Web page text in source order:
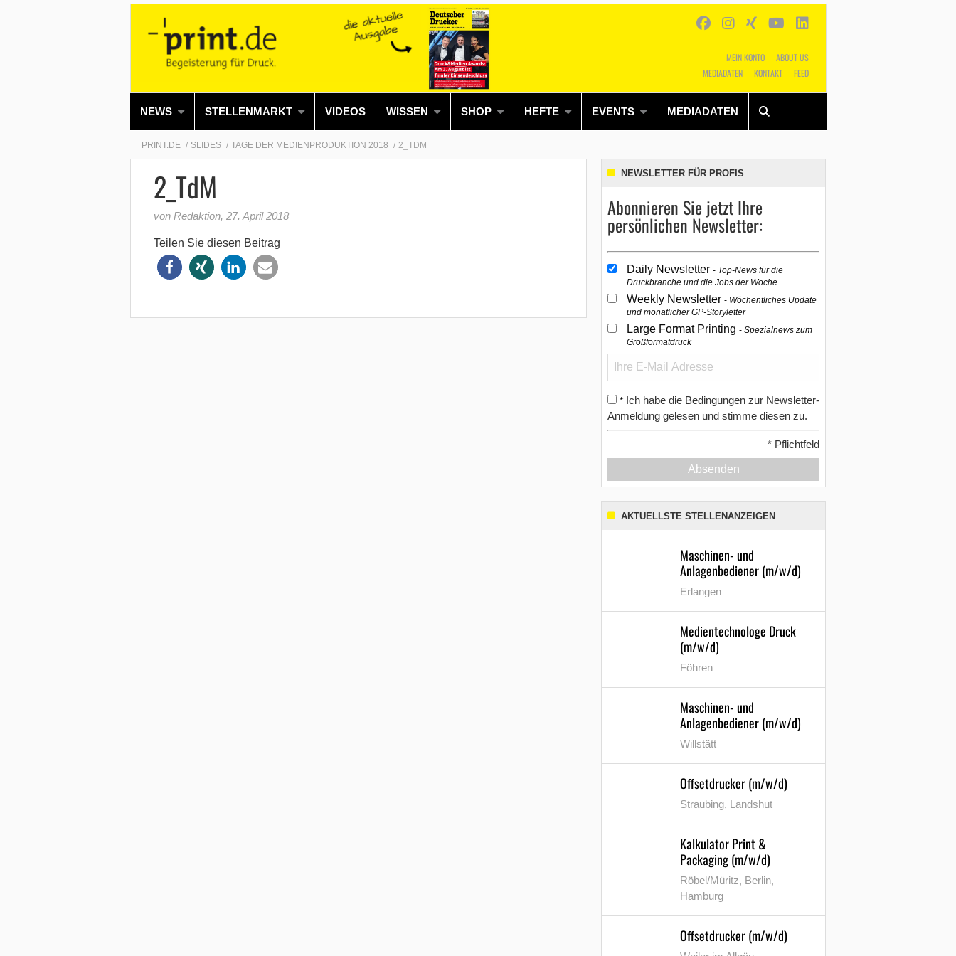
MEIN KONTO
ABOUT US
MEDIADATEN
KONTAKT FEED
NEWS STELLENMARKT VIDEOS WISSEN SHOP HEFTE EVENTS MEDIADATEN
Alles Shop SUCHEN
PRINT.DE SLIDES TAGE DER MEDIENPRODUKTION 2018 2_TDM
2_TdM
von Redaktion, 27. April 2018
Teilen Sie diesen Beitrag
NEWSLETTER FÜR PROFIS
Abonnieren Sie jetzt Ihre
persönlichen Newsletter:
Daily Newsletter Top-News für die
Druckbranche und die Jobs der Woche
Weekly Newsletter Wöchentliches Update
und monatlicher GP-Storyletter
Large Format Printing Spezialnews zum
Großformatdruck
* Ich habe die Bedingungen zur Newsletter-
Anmeldung gelesen und stimme diesen zu.
* Pflichtfeld
Absenden
AKTUELLSTE STELLENANZEIGEN
Maschinen- und
Anlagenbediener (m/w/d)
Erlangen
Medientechnologe Druck
(m/w/d)
Föhren
Maschinen- und
Anlagenbediener (m/w/d)
Willstätt
Offsetdrucker (m/w/d)
Straubing, Landshut
Kalkulator Print &
Packaging (m/w/d)
Röbel/Müritz, Berlin,
Hamburg
Offsetdrucker (m/w/d)